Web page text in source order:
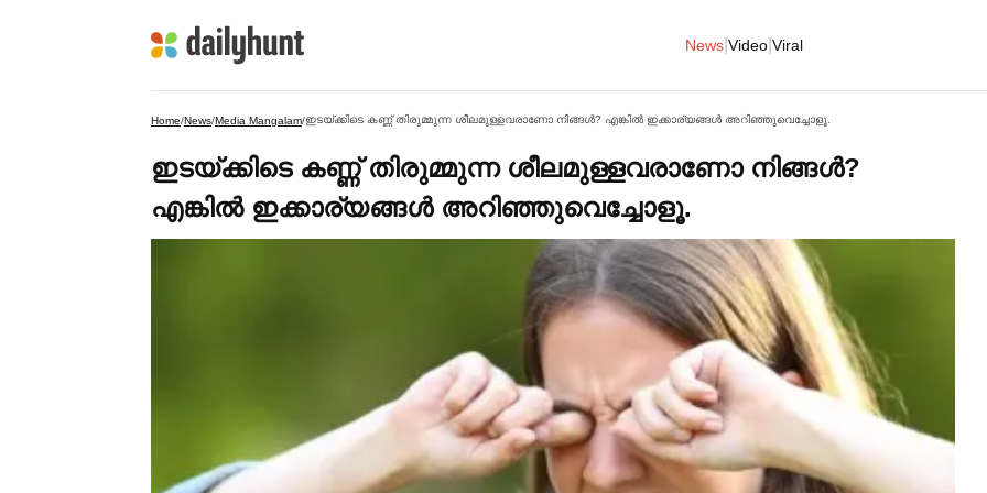
News Video Viral
Home/News/Media Mangalam/ഇടയ്ക്കിടെ കണ്ണ് തിരുമ്മുന്ന ശീലമുള്ളവരാണോ നിങ്ങള്‍? എങ്കില്‍ ഇക്കാര്യങ്ങള്‍ അറിഞ്ഞുവെച്ചോളൂ.
ഇടയ്ക്കിടെ കണ്ണ് തിരുമ്മുന്ന ശീലമുള്ളവരാണോ നിങ്ങള്‍?
എങ്കില്‍ ഇക്കാര്യങ്ങള്‍ അറിഞ്ഞുവെച്ചോളൂ.